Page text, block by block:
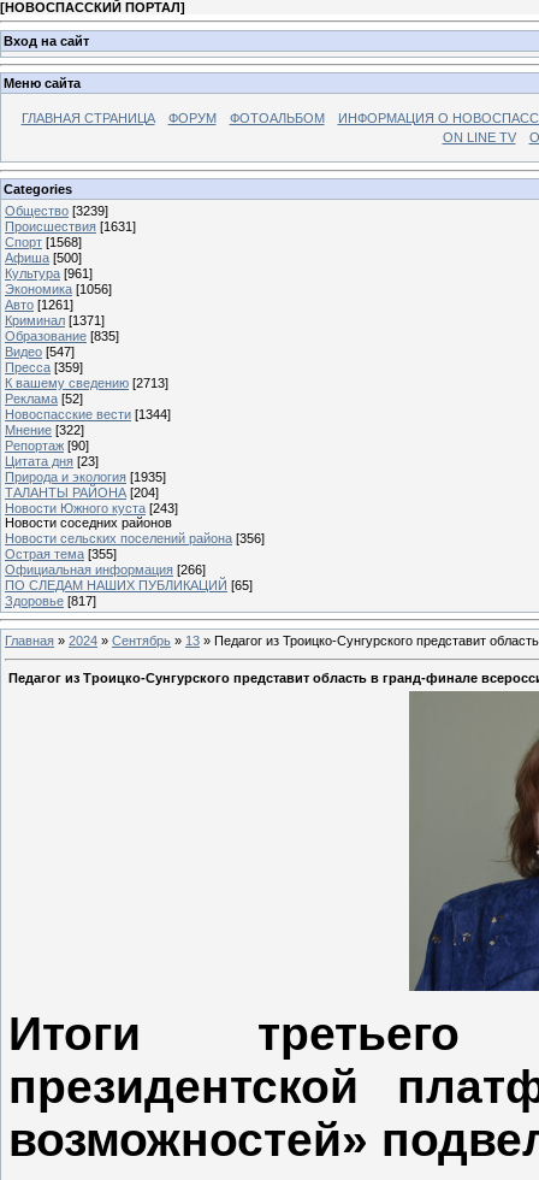
[НОВОСПАССКИЙ ПОРТАЛ]
Вход на сайт
Меню сайта
ГЛАВНАЯ СТРАНИЦА ФОРУМ ФОТОАЛЬБОМ
ИНФОРМАЦИЯ О
ON LINE TV
Categories
Общество [3239]
Происшествия [1631]
Спорт [1568]
Афиша [500]
Культура [961]
Экономика [1056]
Авто [1261]
Криминал [1371]
Образование [835]
Видео [547]
Пресса [359]
К вашему сведению [2713]
Реклама [52]
Новоспасские вести [1344]
Мнение [322]
Репортаж [90]
Цитата дня [23]
Природа и экология [1935]
ТАЛАНТЫ РАЙОНА [204]
Новости Южного куста [243]
Новости соседних районов
Новости сельских поселений района [356]
Острая тема [355]
Официальная информация [266]
ПО СЛЕДАМ НАШИХ ПУБЛИКАЦИЙ [65]
Здоровье [817]
Главная » 2024 » Сентябрь » 13 » Педагог из Троицко-Сунгурского представит
Педагог из Троицко-Сунгурского представит область в гранд-финале
Итоги третьего
президентской
возможностей»